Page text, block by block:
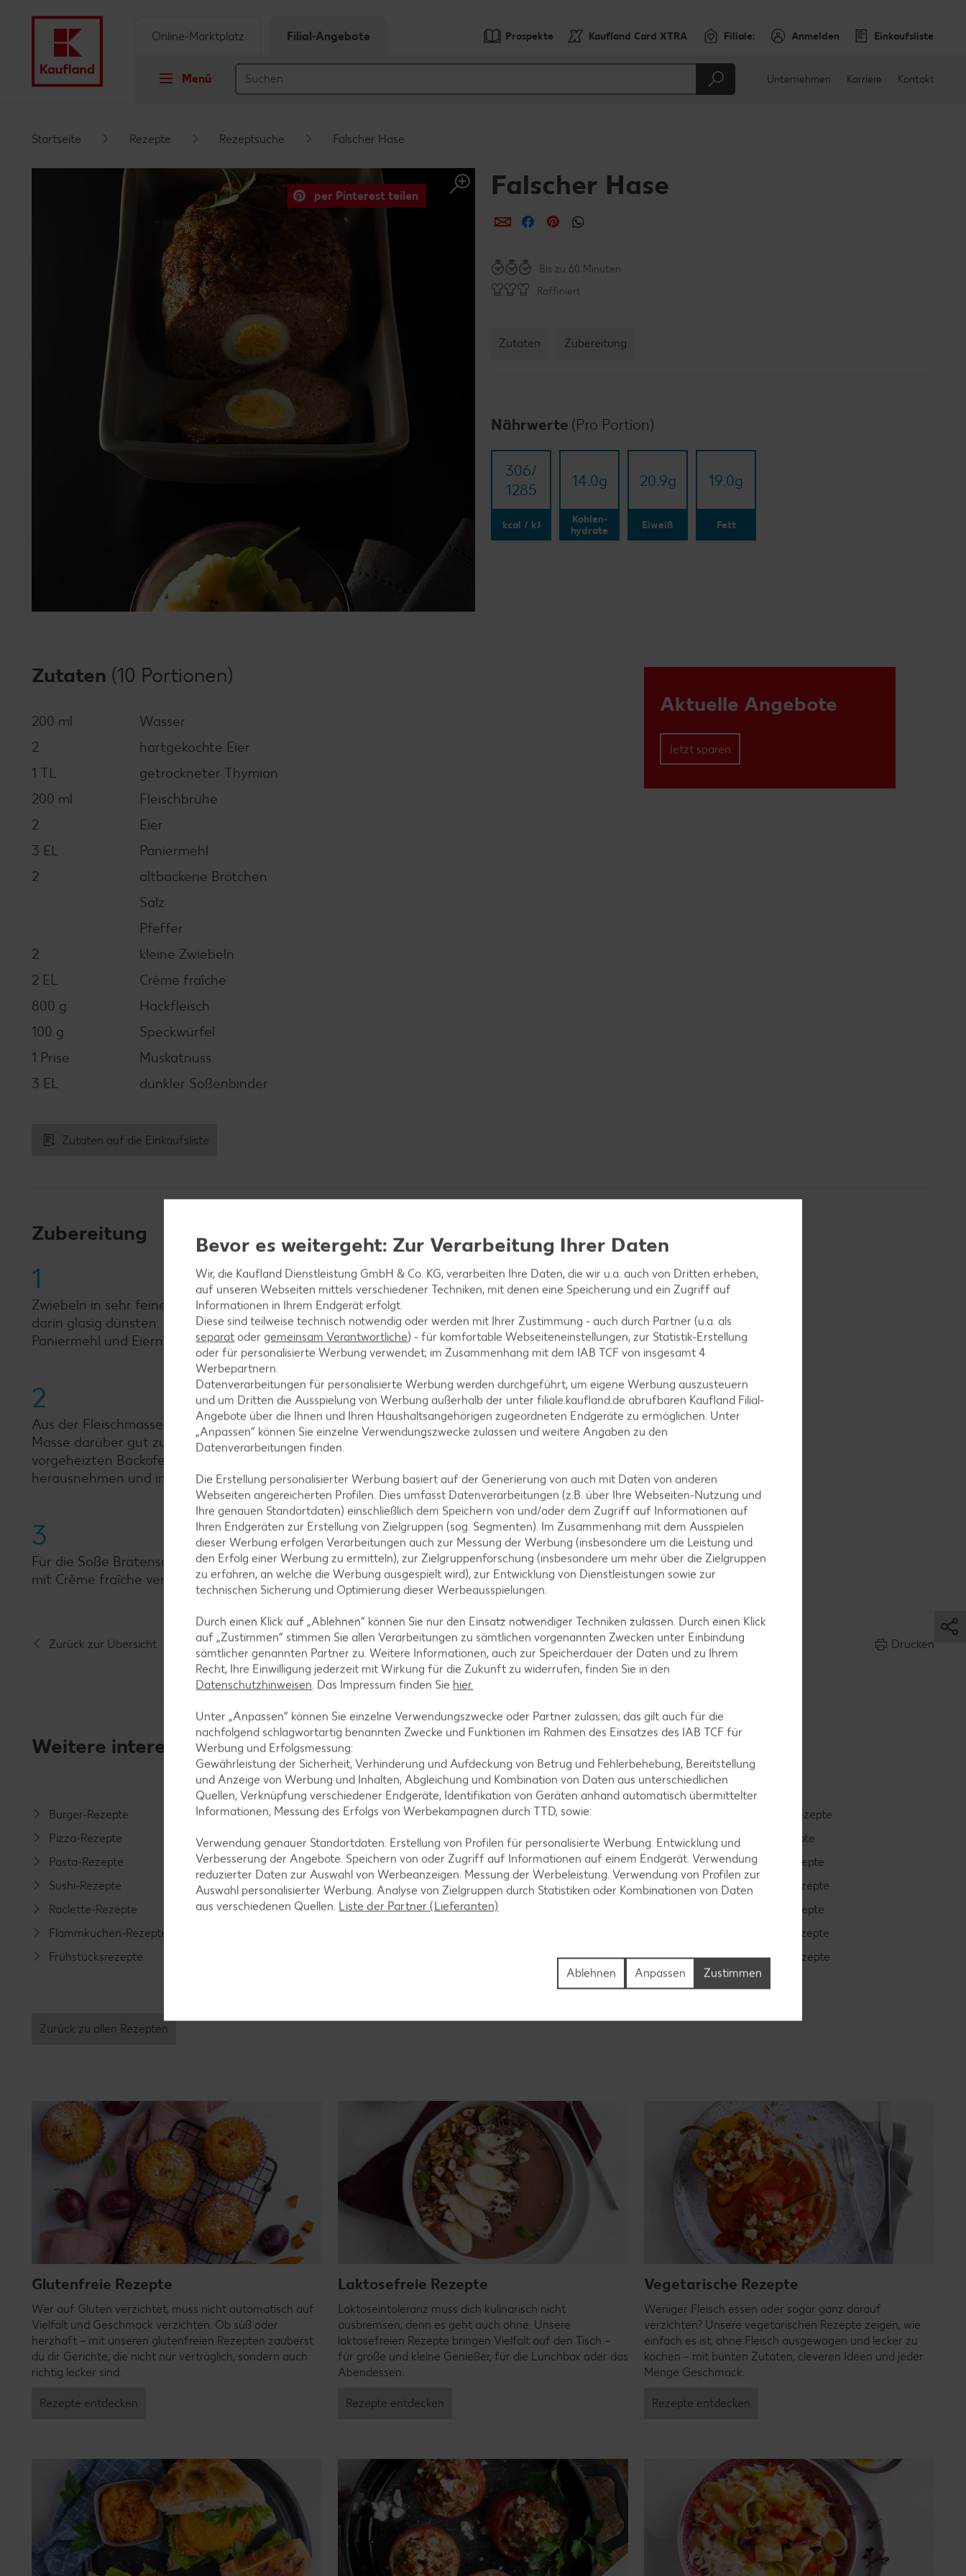
Schwebender Seitenbereich
Prospekte Kaufland Card XTRA Filiale: Anmelden Einkaufsliste
Menü
Online-Marktplatz Filial-Angebote
Unternehmen Karriere Kontakt
Startseite Rezepte Rezeptsuche Falscher Hase
per Pinterest teilen Falscher Hase
per E-Mail teilen
per Facebook teilen
per Pinterest teilen
Bis zu 60 Minuten
Raffiniert
Zutaten Zubereitung
Nährwerte (Pro Portion)
306/​
1285
kcal / kJ
14.0g
Kohlen-
hydrate
20.9g
Eiweiß
19.0g
Fett
Aktuelle Angebote
Jetzt sparen
Zutaten (10 Portionen)
200 ml
Wasser
2
hartgekochte Eier
1 TL
getrockneter Thymian
200 ml
Fleischbrühe
2
Eier
3 EL
Paniermehl
2
altbackene Brötchen
Salz
Pfeffer
2
kleine Zwiebeln
2 EL
Crème fraîche
800 g
Hackfleisch
100 g
Speckwürfel
1 Prise
Muskatnuss
3 EL
dunkler Soßenbinder
Zutaten auf die Einkaufsliste
Zubereitung
1
Zwiebeln in sehr feine Würfel schneiden. Speckwürfel in einer erhitzten Pfanne zerlassen und Zwiebelwürfel
darin glasig dünsten. Brötchen einweichen, gut ausdrücken und mit Hackfleisch, Speck- und Zwiebelwürfeln,
Paniermehl und Eiern vermengen und mit Salz, Pfeffer, Muskatnuss und Thymian würzen.
2
Aus der Fleischmasse einen länglichen Laib formen, die hartgekochten Eier längs hineindrücken und die
Masse darüber gut zusammendrücken. Hackbraten in einen Bräter geben, Brühe angießen und im
vorgeheizten Backofen bei 200 °C (Umluft: 180 °C) abgedeckt circa 50 Minuten garen. Hackbraten
herausnehmen und in Scheiben schneiden.
3
Für die Soße Bratensaft mit Wasser in einen Topf gießen, aufkochen und mit Soßenbinder andicken. Soße
mit Crème fraîche verfeinern und zum Hackbraten servieren. Dazu schmecken Kartoffelklöße oder Püree.
Zurück zur Übersicht Drucken
Weitere interessante Rezeptkategorien
Burger-Rezepte
Pizza-Rezepte
Pasta-Rezepte
Sushi-Rezepte
Raclette-Rezepte
Flammkuchen-Rezepte
Frühstücksrezepte
Salat-Rezepte
Spargel-Rezepte
Fleisch-Rezepte
Fisch-Rezepte
Geflügel-Rezepte
Muffin-Rezepte
Apfelkuchen-Rezepte
Schokokuchen-Rezepte
Torten-Rezepte
Plätzchen-Rezepte
Smoothie-Rezepte
Bowle-Rezepte
Cocktail-Rezepte
Avocado-Rezepte
Erdbeer-Rezepte
Blaubeer-Rezepte
Bananen-Rezepte
Zurück zu allen Rezepten
Glutenfreie Rezepte
Wer auf Gluten verzichtet, muss nicht automatisch auf
Vielfalt und Geschmack verzichten. Ob süß oder
herzhaft – mit unseren glutenfreien Rezepten zauberst
du dir Gerichte, die nicht nur verträglich, sondern auch
richtig lecker sind.
Rezepte entdecken
Laktosefreie Rezepte
Laktoseintoleranz muss dich kulinarisch nicht
ausbremsen, denn es geht auch ohne. Unsere
laktosefreien Rezepte bringen Vielfalt auf den Tisch –
für große und kleine Genießer, für die Lunchbox oder das
Abendessen.
Rezepte entdecken
Vegetarische Rezepte
Weniger Fleisch essen oder sogar ganz darauf
verzichten? Unsere vegetarischen Rezepte zeigen, wie
einfach es ist, ohne Fleisch ausgewogen und lecker zu
kochen – mit bunten Zutaten, cleveren Ideen und jeder
Menge Geschmack.
Rezepte entdecken
Bevor es weitergeht: Zur Verarbeitung Ihrer Daten
Wir, die Kaufland Dienstleistung GmbH & Co. KG, verarbeiten Ihre Daten, die wir u.a. auch von Dritten erheben,
auf unseren Webseiten mittels verschiedener Techniken, mit denen eine Speicherung und ein Zugriff auf
Informationen in Ihrem Endgerät erfolgt.
Diese sind teilweise technisch notwendig oder werden mit Ihrer Zustimmung - auch durch Partner (u.a. als
separat oder gemeinsam Verantwortliche) - für komfortable Webseiteneinstellungen, zur Statistik-Erstellung
oder für personalisierte Werbung verwendet; im Zusammenhang mit dem IAB TCF von insgesamt4
Werbepartnern.
Datenverarbeitungen für personalisierte Werbung werden durchgeführt, um eigene Werbung auszusteuern
und um Dritten die Ausspielung von Werbung außerhalb der unter filiale.kaufland.de abrufbaren Kaufland Filial-
Angebote über die Ihnen und Ihren Haushaltsangehörigen zugeordneten Endgeräte zu ermöglichen. Unter
„Anpassen“ können Sie einzelne Verwendungszwecke zulassen und weitere Angaben zu den
Datenverarbeitungen finden.
Die Erstellung personalisierter Werbung basiert auf der Generierung von auch mit Daten von anderen
Webseiten angereicherten Profilen. Dies umfasst Datenverarbeitungen (z.B. über Ihre Webseiten-Nutzung und
Ihre genauen Standortdaten) einschließlich dem Speichern von und/oder dem Zugriff auf Informationen auf
Ihren Endgeräten zur Erstellung von Zielgruppen (sog. Segmenten). Im Zusammenhang mit dem Ausspielen
dieser Werbung erfolgen Verarbeitungen auch zur Messung der Werbung (insbesondere um die Leistung und
den Erfolg einer Werbung zu ermitteln), zur Zielgruppenforschung (insbesondere um mehr über die Zielgruppen
zu erfahren, an welche die Werbung ausgespielt wird), zur Entwicklung von Dienstleistungen sowie zur
technischen Sicherung und Optimierung dieser Werbeausspielungen.
Durch einen Klick auf „Ablehnen“ können Sie nur den Einsatz notwendiger Techniken zulassen. Durch einen Klick
auf „Zustimmen“ stimmen Sie allen Verarbeitungen zu sämtlichen vorgenannten Zwecken unter Einbindung
sämtlicher genannten Partner zu. Weitere Informationen, auch zur Speicherdauer der Daten und zu Ihrem
Recht, Ihre Einwilligung jederzeit mit Wirkung für die Zukunft zu widerrufen, finden Sie in den
Datenschutzhinweisen. Das Impressum finden Sie hier.
Unter „Anpassen“ können Sie einzelne Verwendungszwecke oder Partner zulassen; das gilt auch für die
nachfolgend schlagwortartig benannten Zwecke und Funktionen im Rahmen des Einsatzes des IAB TCF für
Werbung und Erfolgsmessung:
Gewährleistung der Sicherheit, Verhinderung und Aufdeckung von Betrug und Fehlerbehebung, Bereitstellung
und Anzeige von Werbung und Inhalten, Abgleichung und Kombination von Daten aus unterschiedlichen
Quellen, Verknüpfung verschiedener Endgeräte, Identifikation von Geräten anhand automatisch übermittelter
Informationen, Messung des Erfolgs von Werbekampagnen durch TTD, sowie:
Verwendung genauer Standortdaten. Erstellung von Profilen für personalisierte Werbung. Entwicklung und
Verbesserung der Angebote. Speichern von oder Zugriff auf Informationen auf einem Endgerät. Verwendung
reduzierter Daten zur Auswahl von Werbeanzeigen. Messung der Werbeleistung. Verwendung von Profilen zur
Auswahl personalisierter Werbung. Analyse von Zielgruppen durch Statistiken oder Kombinationen von Daten
aus verschiedenen Quellen. Liste der Partner (Lieferanten)
Zustimmen
Anpassen
Ablehnen